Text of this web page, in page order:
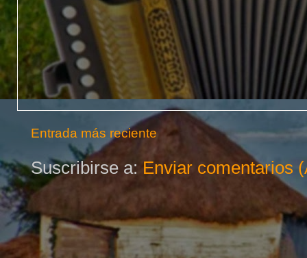
Entrada más reciente
Suscribirse a: Enviar comentarios